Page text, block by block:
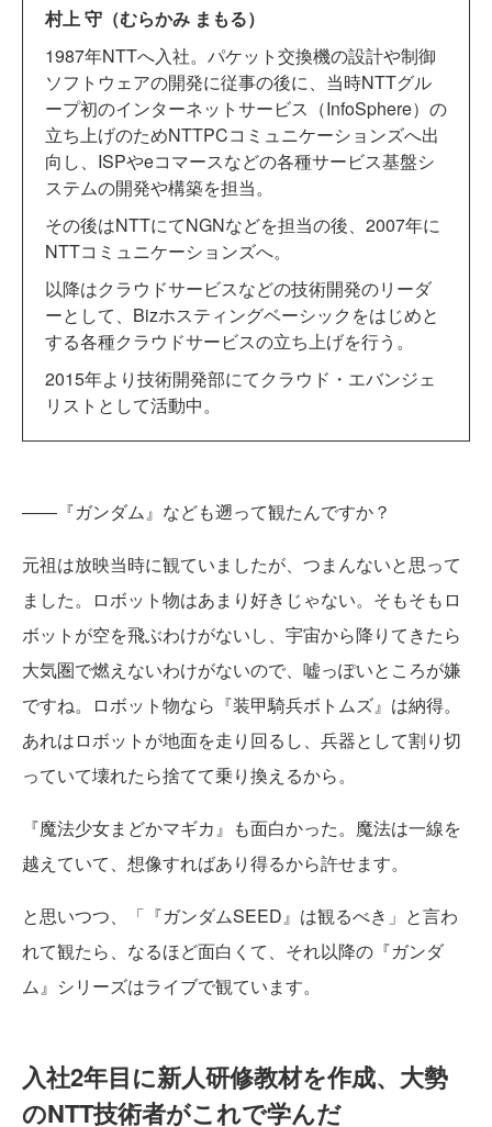
村上 守（むらかみ まもる）
1987年NTTへ入社。パケット交換機の設計や制御
ソフトウェアの開発に従事の後に、当時NTTグル
ープ初のインターネットサービス（InfoSphere）の
立ち上げのためNTTPCコミュニケーションズへ出
向し、ISPやeコマースなどの各種サービス基盤シ
ステムの開発や構築を担当。
その後はNTTにてNGNなどを担当の後、2007年に
NTTコミュニケーションズへ。
以降はクラウドサービスなどの技術開発のリーダ
ーとして、Bizホスティングベーシックをはじめと
する各種クラウドサービスの立ち上げを行う。
2015年より技術開発部にてクラウド・エバンジェ
リストとして活動中。
――『ガンダム』なども遡って観たんですか？
元祖は放映当時に観ていましたが、つまんないと思って
ました。ロボット物はあまり好きじゃない。そもそもロ
ボットが空を飛ぶわけがないし、宇宙から降りてきたら
大気圏で燃えないわけがないので、嘘っぽいところが嫌
ですね。ロボット物なら『装甲騎兵ボトムズ』は納得。
あれはロボットが地面を走り回るし、兵器として割り切
っていて壊れたら捨てて乗り換えるから。
『魔法少女まどかマギカ』も面白かった。魔法は一線を
越えていて、想像すればあり得るから許せます。
と思いつつ、「『ガンダムSEED』は観るべき」と言わ
れて観たら、なるほど面白くて、それ以降の『ガンダ
ム』シリーズはライブで観ています。
入社2年目に新人研修教材を作成、大勢
のNTT技術者がこれで学んだ